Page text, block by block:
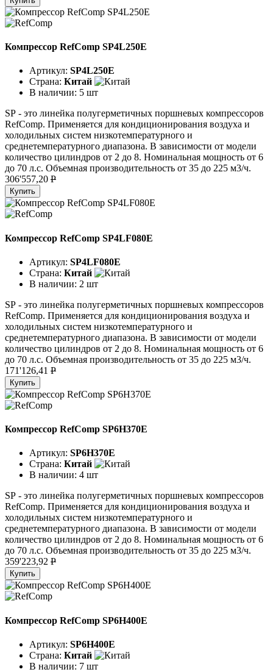
Компрессор RefComp SP4L250E
Артикул: SP4L250E
Страна: Китай
В наличии: 5 шт
SР - это линейка полугерметичных поршневых компрессоров
RefComp. Применяется для кондиционирования воздуха и
холодильных систем низкотемпературного и
среднетемпературного диапазона. В зависимости от модели
количество цилиндров от 2 до 8. Номинальная мощность от 6
до 70 л.с. Объемная производительность от 35 до 225 м3/ч.
306'557,20 P
Купить
Компрессор RefComp SP4LF080E
Артикул: SP4LF080E
Страна: Китай
В наличии: 2 шт
SР - это линейка полугерметичных поршневых компрессоров
RefComp. Применяется для кондиционирования воздуха и
холодильных систем низкотемпературного и
среднетемпературного диапазона. В зависимости от модели
количество цилиндров от 2 до 8. Номинальная мощность от 6
до 70 л.с. Объемная производительность от 35 до 225 м3/ч.
171'126,41 P
Купить
Компрессор RefComp SP6H370E
Артикул: SP6H370E
Страна: Китай
В наличии: 4 шт
SР - это линейка полугерметичных поршневых компрессоров
RefComp. Применяется для кондиционирования воздуха и
холодильных систем низкотемпературного и
среднетемпературного диапазона. В зависимости от модели
количество цилиндров от 2 до 8. Номинальная мощность от 6
до 70 л.с. Объемная производительность от 35 до 225 м3/ч.
359'223,92 P
Купить
Компрессор RefComp SP6H400E
Артикул: SP6H400E
Страна: Китай
В наличии: 7 шт